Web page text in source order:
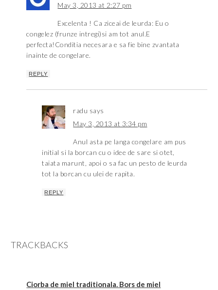
May 3, 2013 at 2:27 pm
Excelenta ! Ca ziceai de leurda: Eu o
congelez (frunze intregi)si am tot anul.E
perfecta!Conditia necesara e sa fie bine zvantata
inainte de congelare.
REPLY
radu says
May 3, 2013 at 3:34 pm
Anul asta pe langa congelare am pus
initial si la borcan cu o idee de sare si otet,
taiata marunt, apoi o sa fac un pesto de leurda
tot la borcan cu ulei de rapita.
REPLY
TRACKBACKS
Ciorba de miel traditionala. Bors de miel